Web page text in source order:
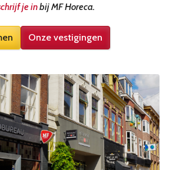
je inbij MF Horeca.
Onze vestigingen